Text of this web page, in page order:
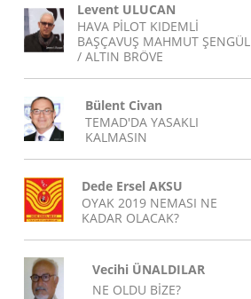
Levent ULUCAN
HAVA PİLOT KIDEMLİ
BAŞÇAVUŞ MAHMUT ŞENGÜL
/ ALTIN BRÖVE
Bülent Civan
TEMAD'DA YASAKLI
KALMASIN
Dede Ersel AKSU
OYAK 2019 NEMASI NE
KADAR OLACAK?
Vecihi ÜNALDILAR
NE OLDU BİZE?